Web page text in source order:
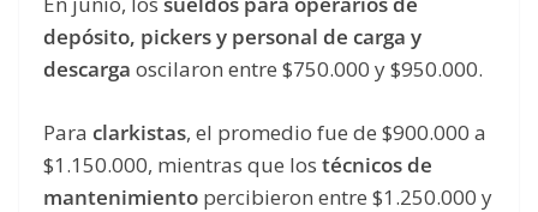
depósito, pickers y personal de carga y
descarga oscilaron entre $750.000 y $950.000.
Para clarkistas, el promedio fue de $900.000 a
$1.150.000, mientras que los técnicos de
mantenimiento percibieron entre $1.250.000 y